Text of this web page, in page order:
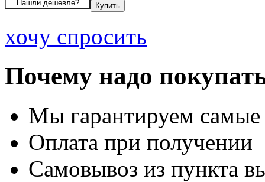
хочу спросить
Почему надо
Мы гарантируем
Оплата при получении
Самовывоз из пункта